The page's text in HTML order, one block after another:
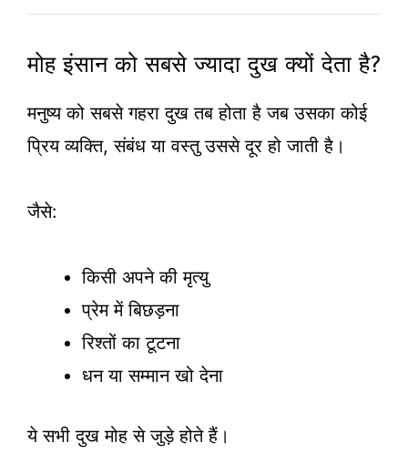
मोह इंसान को सबसे ज्यादा दुख क्यों देता है?
मनुष्य को सबसे गहरा दुख तब होता है जब उसका कोई
प्रिय व्यक्ति, संबंध या वस्तु उससे दूर हो जाती है।
जैसे:
किसी अपने की मृत्यु
प्रेम में बिछड़ना
रिश्तों का टूटना
धन या सम्मान खो देना
ये सभी दुख मोह से जुड़े होते हैं।